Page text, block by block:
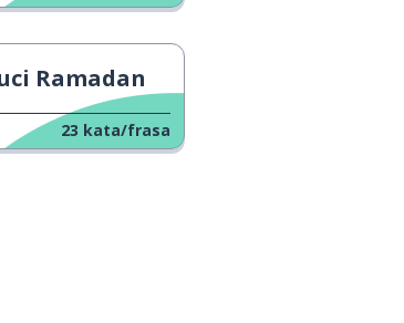
Ramadan
23 kata/frasa